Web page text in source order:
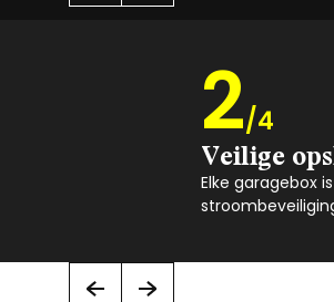
2/4
Veilige
Elke garagebox